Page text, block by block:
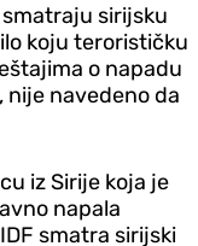
sirijsku
koju terorističku
o napadu
nije navedeno da
iz Sirije koja je
napala
smatra sirijski